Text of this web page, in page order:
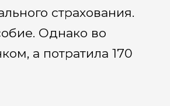
страхования.
Однако во
а потратила 170